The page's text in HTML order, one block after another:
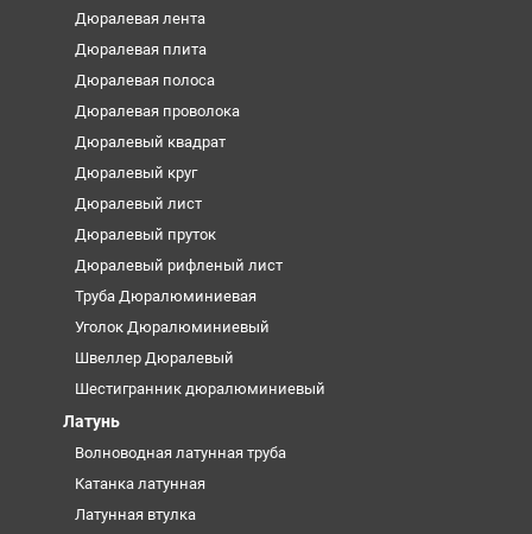
Дюралевая лента
Дюралевая плита
Дюралевая полоса
Дюралевая проволока
Дюралевый квадрат
Дюралевый круг
Дюралевый лист
Дюралевый пруток
Дюралевый рифленый лист
Труба Дюралюминиевая
Уголок Дюралюминиевый
Швеллер Дюралевый
Шестигранник дюралюминиевый
Латунь
Волноводная латунная труба
Катанка латунная
Латунная втулка